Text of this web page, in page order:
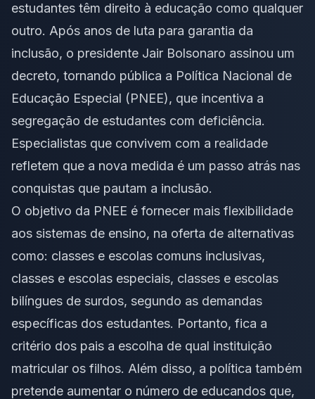
estudantes têm direito à educação como qualquer
outro. Após anos de luta para garantia da
inclusão, o presidente Jair Bolsonaro assinou um
decreto, tornando pública a Política Nacional de
Educação Especial (PNEE), que incentiva a
segregação de estudantes com deficiência.
Especialistas que convivem com a realidade
refletem que a nova medida é um passo atrás nas
conquistas que pautam a inclusão.
O objetivo da PNEE é fornecer mais flexibilidade
aos sistemas de ensino, na oferta de alternativas
como: classes e escolas comuns inclusivas,
classes e escolas especiais, classes e escolas
bilíngues de surdos, segundo as demandas
específicas dos estudantes. Portanto, fica a
critério dos pais a escolha de qual instituição
matricular os filhos. Além disso, a política também
pretende aumentar o número de educandos que,